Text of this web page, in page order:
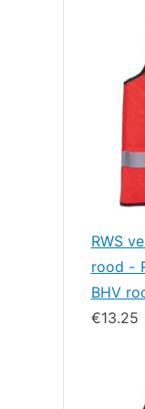
RWS
rood -
BHV
€13.25